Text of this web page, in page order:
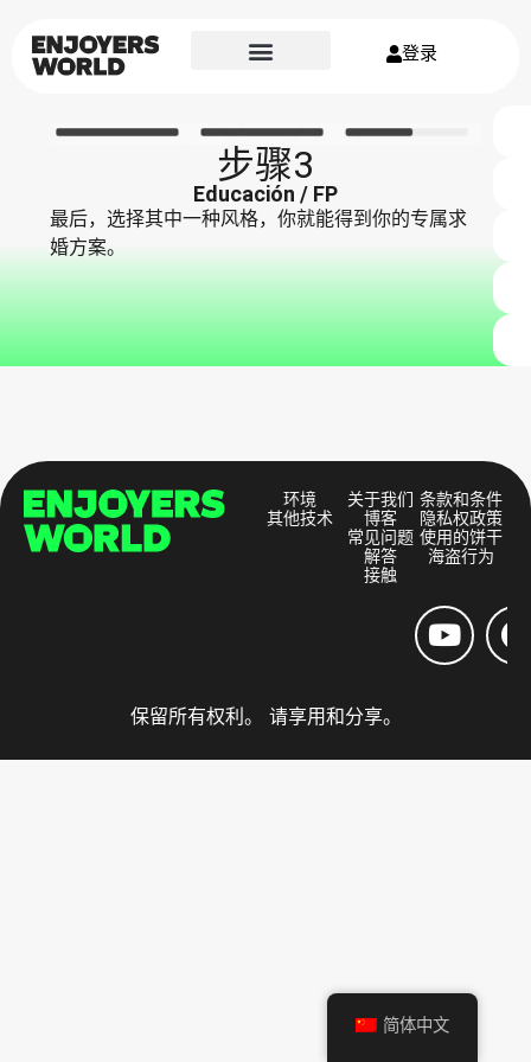
登录
步骤3
Educación / FP
最后，选择其中一种风格，你就能得到你的专属求
婚方案。
环境
其他技术
关于我们
博客
常见问题
解答
接触
条款和条件
隐私权政策
使用的饼干
海盗行为
保留所有权利。 请享用和分享。
简体中文